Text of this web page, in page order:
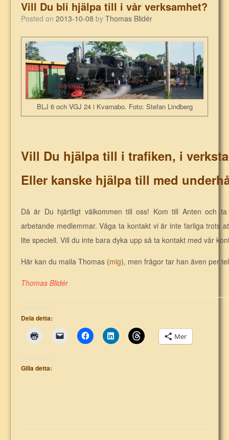
Vill Du bli hjälpa till i vår verksamhet?
Posted on 2013-10-08 by Thomas Blidér
BLJ 6 och VGJ 24 i Kvarnabo. Foto: Stefan Lindberg
Vill Du hjälpa till i trafiken, i
Eller kanske hjälpa till med
Då är Du hjärtligt välkommen till oss! Kom till Anten och
arbetande medlemmar. Våga ta kontakt vi är inte farliga trots
lite speciell. Vill du inte bara dyka upp så ta kontakt med vår
Här kan du maila Thomas (mig), men frågor tar han även per
Thomas Blidér
Dela detta:
Mer
Gilla detta: